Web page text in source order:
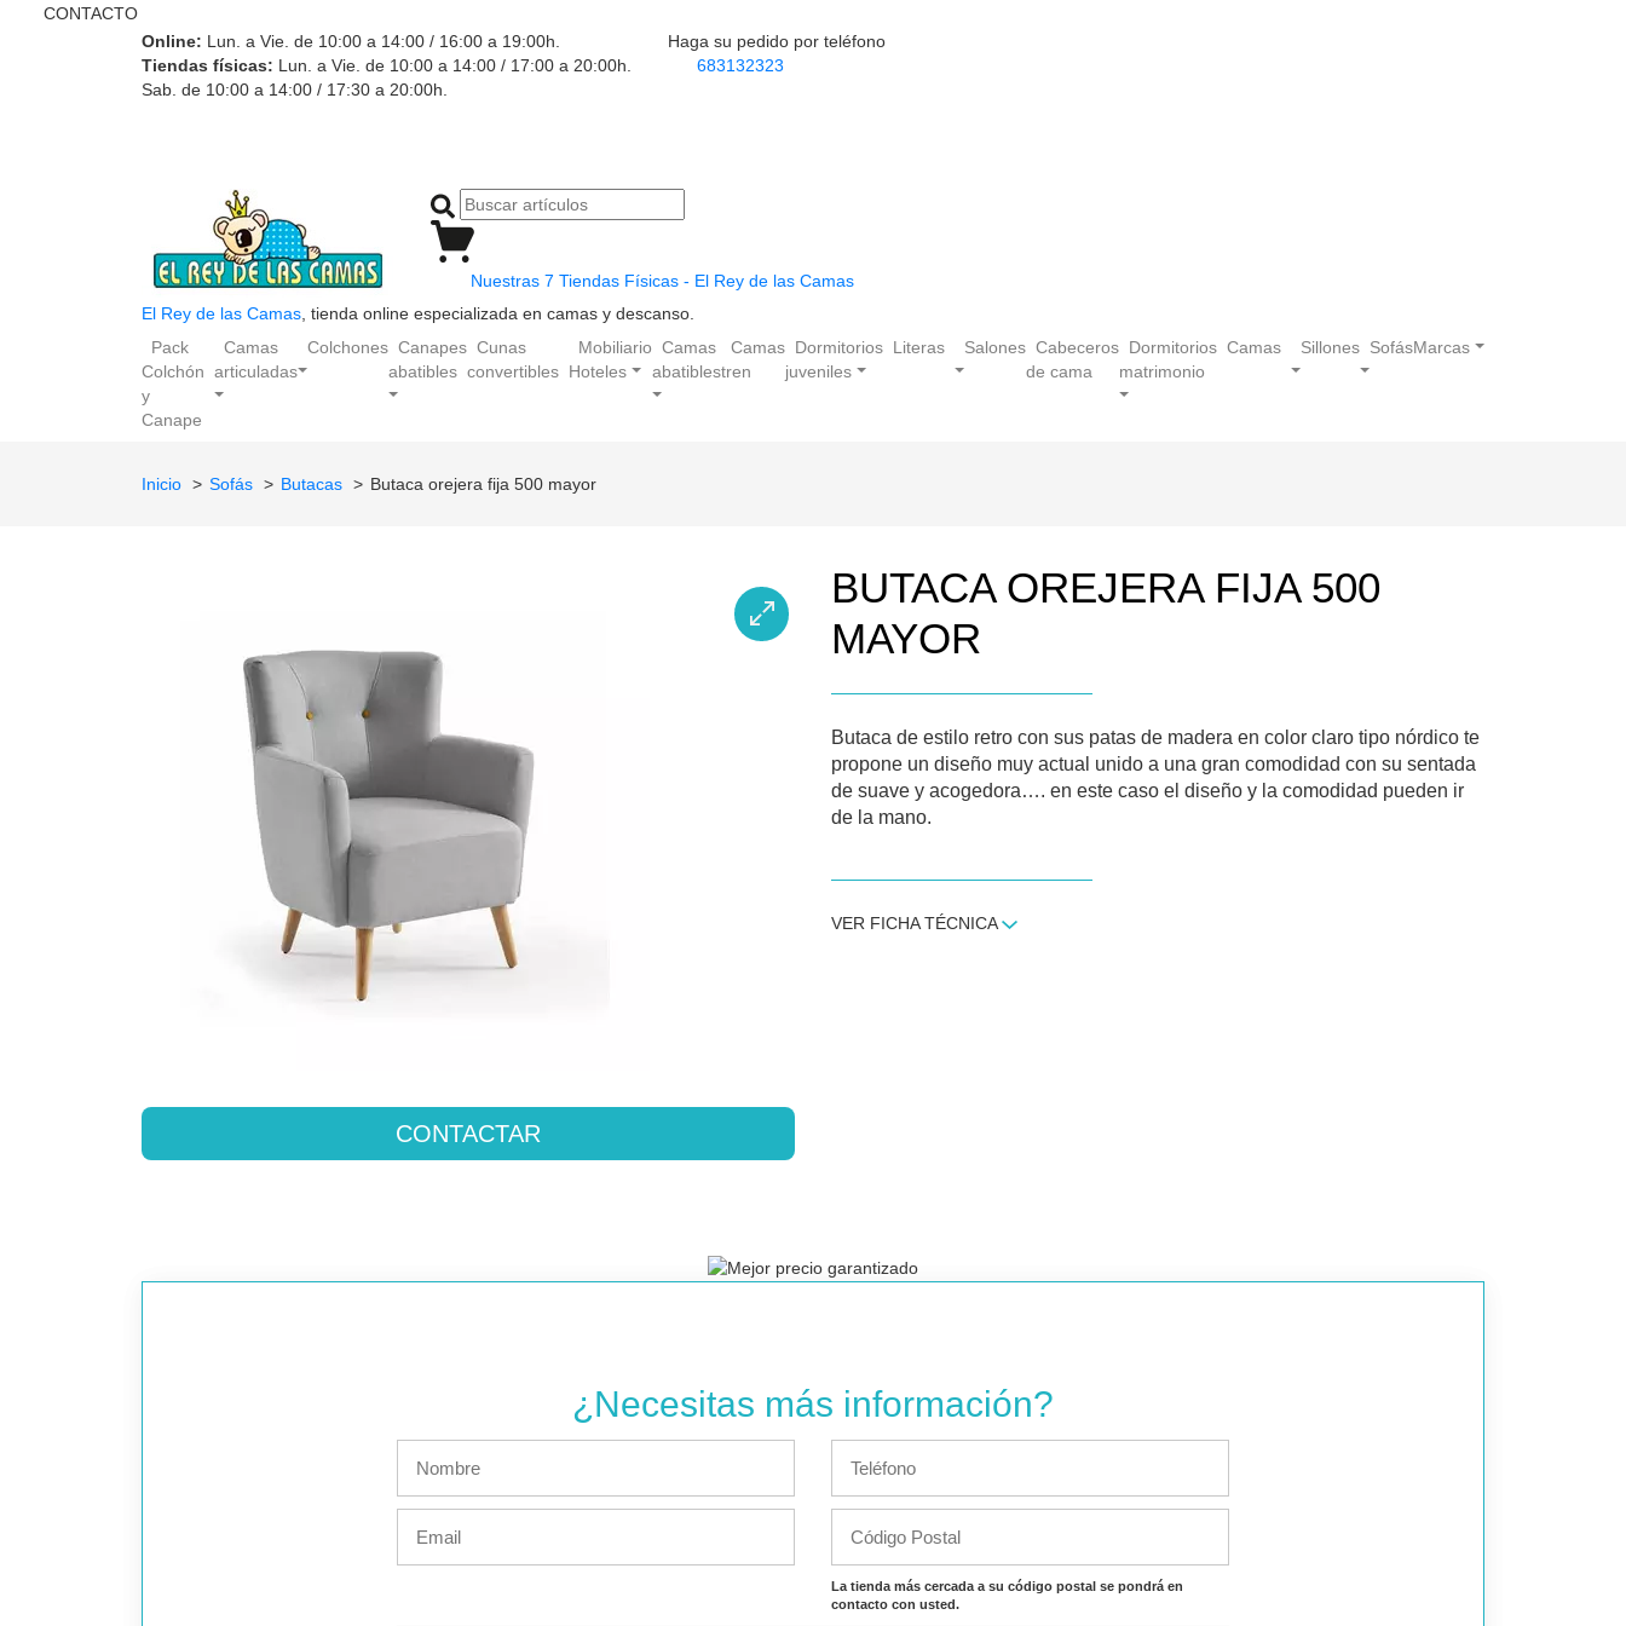
CONTACTO
Online: Lun. a Vie. de 10:00 a 14:00 / 16:00 a 19:00h.
Tiendas físicas: Lun. a Vie. de 10:00 a 14:00 / 17:00 a 20:00h.
Sab. de 10:00 a 14:00 / 17:30 a 20:00h.
Haga su pedido por teléfono
683132323
Nuestras 7 Tiendas Físicas - El Rey de las Camas
El Rey de las Camas , tienda online especializada en camas y descanso.
Pack
Colchón
y
Canape
Camas
articuladas
Colchones Canapes
abatibles
Cunas
convertibles
Mobiliario
Hoteles
Camas
abatibles
Camas
tren
Dormitorios
juveniles
Literas Salones Cabeceros
de cama
Dormitorios
matrimonio
Camas Sillones SofásMarcas
Inicio Sofás Butacas Butaca orejera fija 500 mayor
CONTACTAR
BUTACA OREJERA FIJA 500
MAYOR
Butaca de estilo retro con sus patas de madera en color claro tipo nórdico te
propone un diseño muy actual unido a una gran comodidad con su sentada
de suave y acogedora…. en este caso el diseño y la comodidad pueden ir
de la mano.
VER FICHA TÉCNICA
¿Necesitas más información?
La tienda más cercada a su código postal se pondrá en
contacto con usted.